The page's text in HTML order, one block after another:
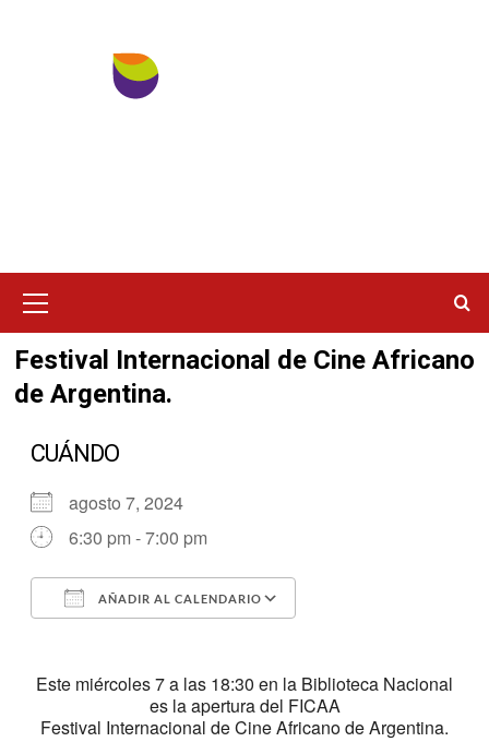
principal
Festival Internacional de Cine Africano
de Argentina.
CUÁNDO
agosto 7, 2024
6:30 pm - 7:00 pm
AÑADIR AL CALENDARIO
Este miércoles 7 a las 18:30 en la Biblioteca Nacional
es la apertura del FICAA
Festival Internacional de Cine Africano de Argentina.